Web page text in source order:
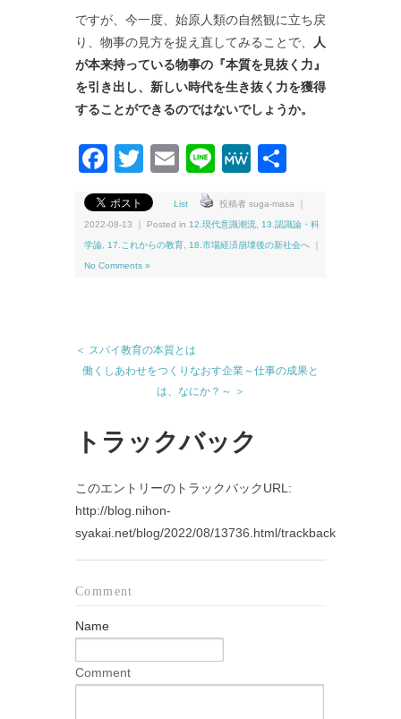
ですが、今一度、始原人類の自然観に立ち戻
り、物事の見方を捉え直してみることで、
人
が本来持っている物事の『本質を見抜く力』
を引き出し、新しい時代を生き抜く力を獲得
することができるのではないでしょうか。
Facebook
Twitter
EmailLineMeWe
List 投稿者 suga-masa ｜
2022-08-13 ｜ Posted in 12.現代意識潮流 13.認識論・科
学論 17.これからの教育 18.市場経済崩壊後の新社会へ
No Comments »
＜ スパイ教育の本質とは
働くしあわせをつくりなおす企業～仕事の成果と
は、なにか？～ ＞
トラックバック
このエントリーのトラックバックURL:
http://blog.nihon-
syakai.net/blog/2022/08/13736.html/trackback
Comment
Name
Comment